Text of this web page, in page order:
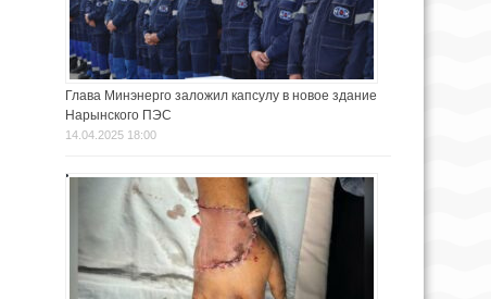
Глава Минэнерго заложил капсулу в новое здание
Нарынского ПЭС
14.04.2025 18:00